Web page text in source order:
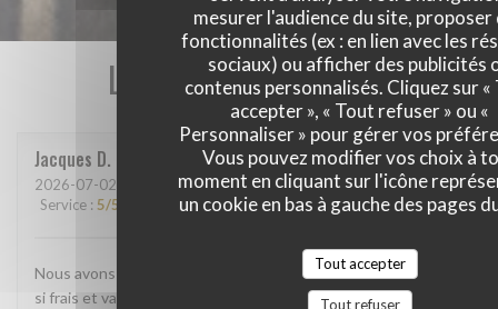
mesurer l'audience du site, proposer
fonctionnalités (ex : en lien avec les
sociaux) ou afficher des publicités
contenus personnalisés. Cliquez sur «
accepter », « Tout refuser » ou «
Personnaliser » pour gérer vos
Vous pouvez modifier vos choix à
moment en cliquant sur l'icône
un cookie en bas à gauche des pages
Tout accepter
Tout refuser
Les avis de nos clients
Jacques D
2026-07-02 - 19:00 - Couverts 2
Service : 5/5 Ambiance: 4/5 Cuisine: 5/5 Qualité / Prix:5/5
Nous avons beaucoup aimé le shashimi Akasaka. Les poissons
si frais et variés étaient absolument délicieux